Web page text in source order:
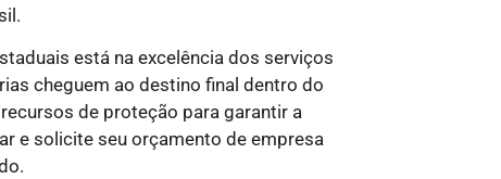
está na excelência dos serviços
cheguem ao destino final dentro do
de proteção para garantir a
e solicite seu orçamento de empresa